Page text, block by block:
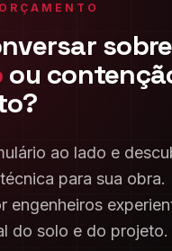
ou
ao lado e
para sua obra.
engenheiros
do solo e do projeto.